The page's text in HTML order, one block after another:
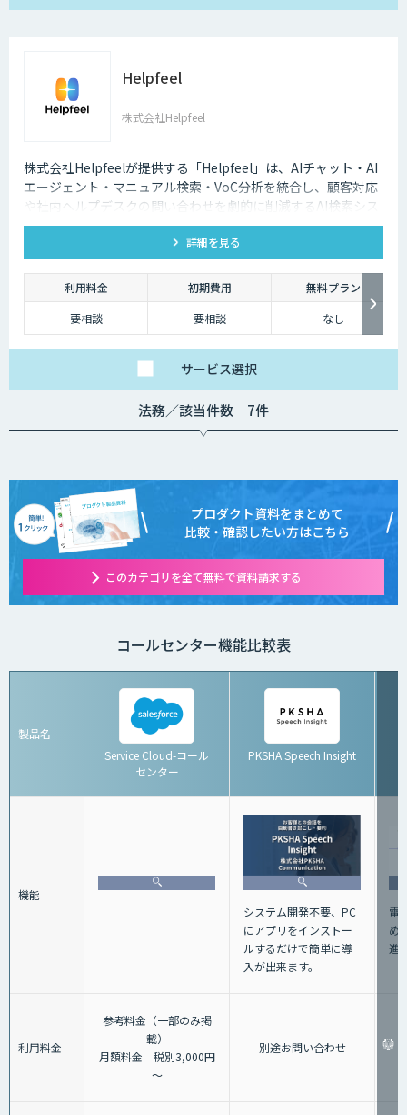
Helpfeel
株式会社Helpfeel
株式会社Helpfeelが提供する「Helpfeel」は、AIチャット・AI
エージェント・マニュアル検索・VoC分析を統合し、顧客対応
や社内ヘルプデスクの問い合わせを劇的に削減するAI検索シス
テムです。特許技術と手厚い伴走支援で、誰でも即座に答えを
詳細を見る
利用料金 初期費用
無料プラン
要相談
要相談 なし
サービス選択
法務／該当件数 7件
プロダクト資料をまとめて
比較・確認したい方はこちら
このカテゴリを全て無料で資料請求する
コールセンター機能比較表
製品名
Service Cloud-コール
センター
PKSHA Speech Insight
機能
システム開発不要、PC
にアプリをインストー
ルするだけで簡単に導
入が出来ます。
電
め
進
利用料金
参考料金（一部のみ掲
載）
月額料金 税別3,000円
～
別途お問い合わせ